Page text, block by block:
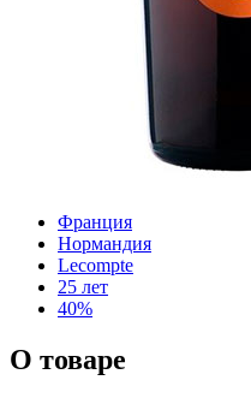
Франция
Нормандия
Lecompte
25 лет
40%
О товаре